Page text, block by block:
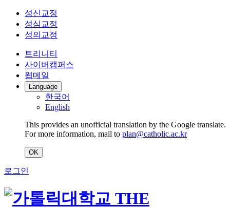
성신교정
성심교정
성의교정
트리니티
사이버캠퍼스
웹메일
Language
한국어
English
This provides an unofficial translation by the Google translate.
For more information, mail to plan@catholic.ac.kr
OK
로그인